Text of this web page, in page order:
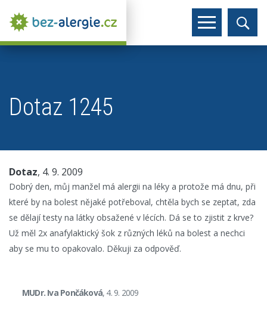
Dotaz 1245
Dotaz, 4. 9. 2009
Dobrý den, můj manžel má alergii na léky a protože má dnu, při
které by na bolest nějaké potřeboval, chtěla bych se zeptat, zda
se dělají testy na látky obsažené v lécích. Dá se to zjistit z krve?
Už měl 2x anafylaktický šok z různých léků na bolest a nechci
aby se mu to opakovalo. Děkuji za odpověď.
MUDr. Iva Pončáková, 4. 9. 2009